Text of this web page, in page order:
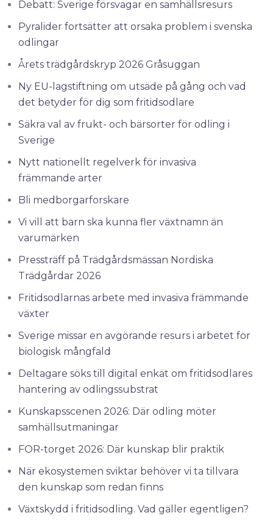
Debatt: Sverige försvagar en samhällsresurs
Pyralider fortsätter att orsaka problem i svenska
odlingar
Årets trädgårdskryp 2026 Gråsuggan
Ny EU-lagstiftning om utsäde på gång och vad
det betyder för dig som fritidsodlare
Säkra val av frukt- och bärsorter för odling i
Sverige
Nytt nationellt regelverk för invasiva
främmande arter
Bli medborgarforskare
Vi vill att barn ska kunna fler växtnamn än
varumärken
Pressträff på Trädgårdsmässan Nordiska
Trädgårdar 2026
Fritidsodlarnas arbete med invasiva främmande
växter
Sverige missar en avgörande resurs i arbetet för
biologisk mångfald
Deltagare söks till digital enkät om fritidsodlares
hantering av odlingssubstrat
Kunskapsscenen 2026: Där odling möter
samhällsutmaningar
FOR-torget 2026: Där kunskap blir praktik
När ekosystemen sviktar behöver vi ta tillvara
den kunskap som redan finns
Växtskydd i fritidsodling. Vad gäller egentligen?